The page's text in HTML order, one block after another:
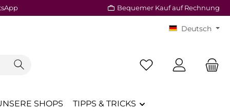
Bequemer Kauf auf Rechnung
Deutsch
Du hast 0 Produkte
SHOPS TIPPS & TRICKS